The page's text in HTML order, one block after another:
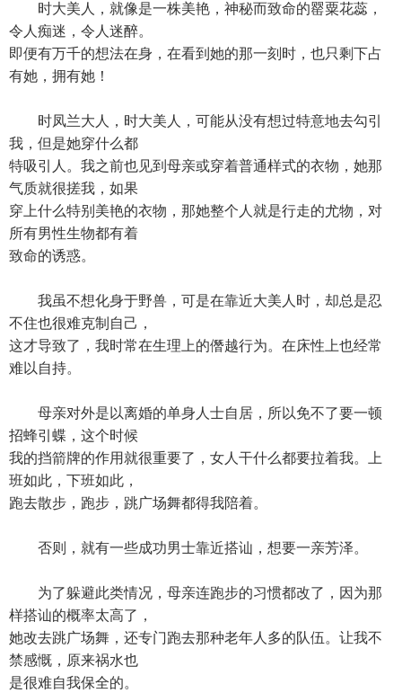
时大美人，就像是一株美艳，神秘而致命的罂粟花蕊，
令人痴迷，令人迷醉。
即便有万千的想法在身，在看到她的那一刻时，也只剩下占
有她，拥有她！
时凤兰大人，时大美人，可能从没有想过特意地去勾引
我，但是她穿什么都
特吸引人。我之前也见到母亲或穿着普通样式的衣物，她那
气质就很搓我，如果
穿上什么特别美艳的衣物，那她整个人就是行走的尤物，对
所有男性生物都有着
致命的诱惑。
我虽不想化身于野兽，可是在靠近大美人时，却总是忍
不住也很难克制自己，
这才导致了，我时常在生理上的僭越行为。在床性上也经常
难以自持。
母亲对外是以离婚的单身人士自居，所以免不了要一顿
招蜂引蝶，这个时候
我的挡箭牌的作用就很重要了，女人干什么都要拉着我。上
班如此，下班如此，
跑去散步，跑步，跳广场舞都得我陪着。
否则，就有一些成功男士靠近搭讪，想要一亲芳泽。
为了躲避此类情况，母亲连跑步的习惯都改了，因为那
样搭讪的概率太高了，
她改去跳广场舞，还专门跑去那种老年人多的队伍。让我不
禁感慨，原来祸水也
是很难自我保全的。